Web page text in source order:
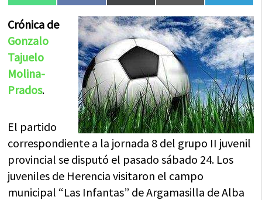
en
en
en
(Twitter) en
en
Crónica de
Gonzalo
Tajuelo
Molina-
Prados.
El partido
correspondiente a la jornada 8 del grupo II juvenil
provincial se disputó el pasado sábado 24. Los
juveniles de Herencia visitaron el campo
municipal “Las Infantas” de Argamasilla de Alba